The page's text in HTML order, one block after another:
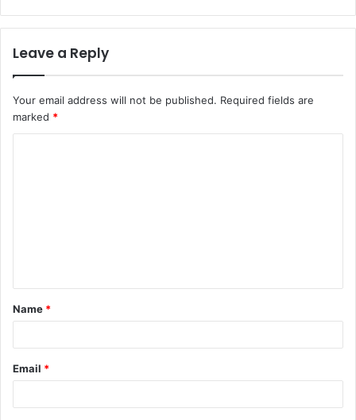
Leave a Reply
Your email address will not be published. Required fields are
marked *
Name *
Email *